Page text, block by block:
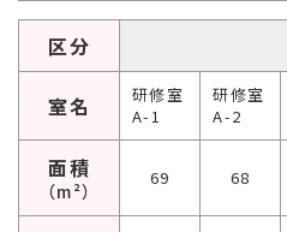
区分
室名
研修室
A-1
研修室
A-2
面積
（m²）
69 68